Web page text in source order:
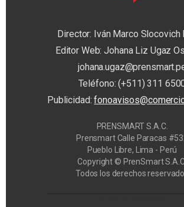
Director: Iván Marco Slocovich
Editor Web: Johana Liz Ugaz
Teléfono: (+511) 311
Publicidad:
PRENSMART S.A.C.
Prensmart Calle Paracas
Pueblo Libre, Lima - Perú
Copyright © PrenSmart
Todos los derechos